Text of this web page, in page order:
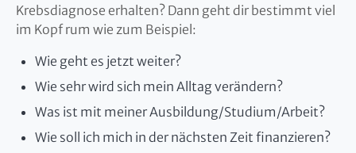
Krebsdiagnose erhalten? Dann geht dir bestimmt viel
im Kopf rum wie zum Beispiel:
Wie geht es jetzt weiter?
Wie sehr wird sich mein Alltag verändern?
Was ist mit meiner Ausbildung/Studium/Arbeit?
Wie soll ich mich in der nächsten Zeit finanzieren?